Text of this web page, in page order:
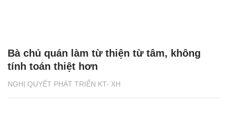
NGHỊ QUYẾT PHÁT TRIỂN KT- XH
Bà chủ quán làm từ thiện từ tâm, không
tính toán thiệt hơn